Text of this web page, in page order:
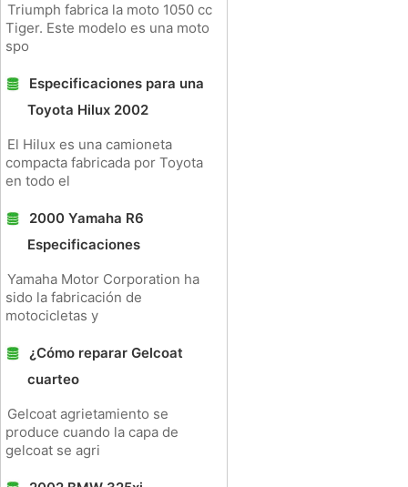
Triumph fabrica la moto 1050 cc
Tiger. Este modelo es una moto
spo
Especificaciones para una
Toyota Hilux 2002
El Hilux es una camioneta
compacta fabricada por Toyota
en todo el
2000 Yamaha R6
Especificaciones
Yamaha Motor Corporation ha
sido la fabricación de
motocicletas y
¿Cómo reparar Gelcoat
cuarteo
Gelcoat agrietamiento se
produce cuando la capa de
gelcoat se agri